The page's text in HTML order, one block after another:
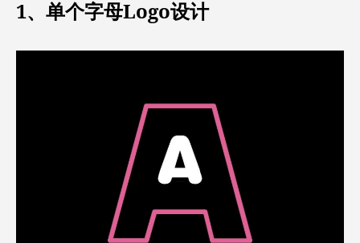
1、单个字母Logo设计